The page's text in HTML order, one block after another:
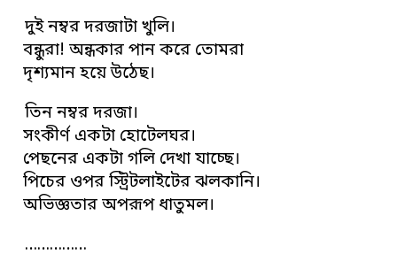
দুই নম্বর দরজাটা খুলি।
বন্ধুরা! অন্ধকার পান করে তোমরা
দৃশ্যমান হয়ে উঠেছ।
তিন নম্বর দরজা।
সংকীর্ণ একটা হোটেলঘর।
পেছনের একটা গলি দেখা যাচ্ছে।
পিচের ওপর স্ট্রিটলাইটের ঝলকানি।
অভিজ্ঞতার অপরূপ ধাতুমল।
……………